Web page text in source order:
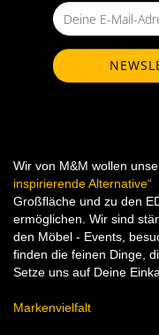
Wir von M&M wollen
inspirierende Alternative“
Großfläche und zu den
ermöglichen. Wir sind
den Möbel - Events,
finden die feinen Dinge,
Setze uns auf Deine
Markenvielfalt